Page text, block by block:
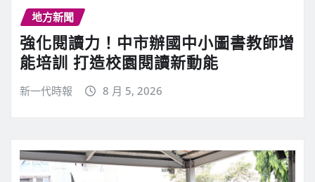
地方新聞
強化閱讀力！中市辦國中小圖書教師增
能培訓 打造校園閱讀新動能
新一代時報 8 月 5, 2026